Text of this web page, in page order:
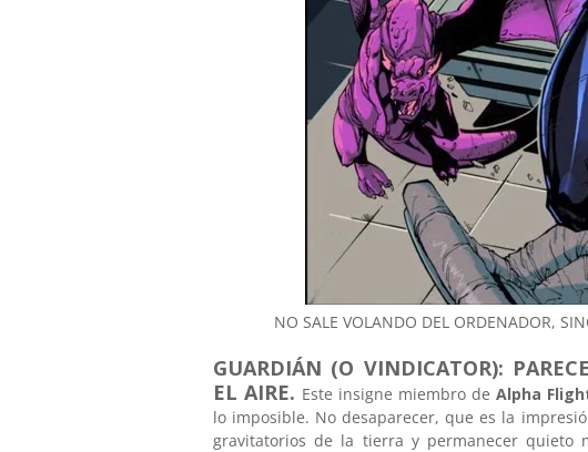
NO SALE VOLANDO DEL ORDENADOR,
GUARDIÁN (O VINDICATOR):
EL AIRE. Este insigne miembro de Alpha
lo imposible. No desaparecer, que es la
gravitatorios de la tierra y permanecer